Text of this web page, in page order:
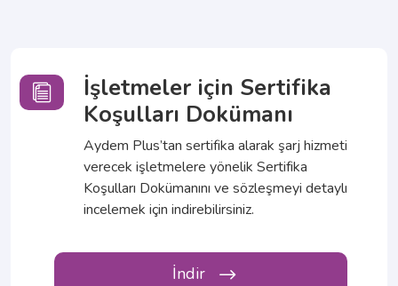
İşletmeler için Sertifika
Koşulları Dokümanı
Aydem Plus’tan sertifika alarak şarj hizmeti
verecek işletmelere yönelik Sertifika
Koşulları Dokümanını ve sözleşmeyi detaylı
incelemek için indirebilirsiniz.
İndir